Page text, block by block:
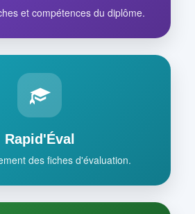
et compétences du diplôme.
Rapid'Éval
des fiches d'évaluation.